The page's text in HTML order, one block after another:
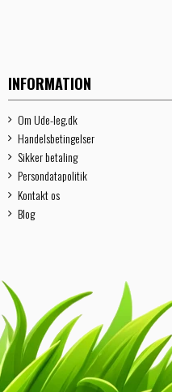
INFORMATION
Om Ude-leg.dk
Handelsbetingelser
Sikker betaling
Persondatapolitik
Kontakt os
Blog